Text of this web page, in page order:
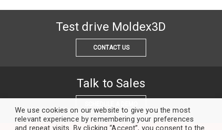
Test drive Moldex3D
CONTACT US
Talk to Sales
We use cookies on our website to give you the most
relevant experience by remembering your preferences
and repeat visits. By clicking “Accept”, you consent to the